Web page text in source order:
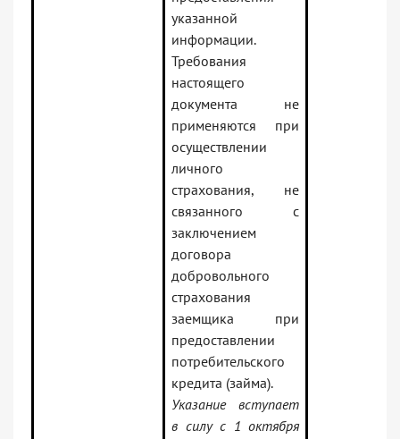
указанной
информации.
Требования
настоящего
документа не
применяются при
осуществлении
личного
страхования, не
связанного с
заключением
договора
добровольного
страхования
заемщика при
предоставлении
потребительского
кредита (займа).
Указание вступает
в силу с 1 октября